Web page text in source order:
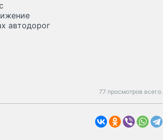
автодорог
77 просмотров всего.